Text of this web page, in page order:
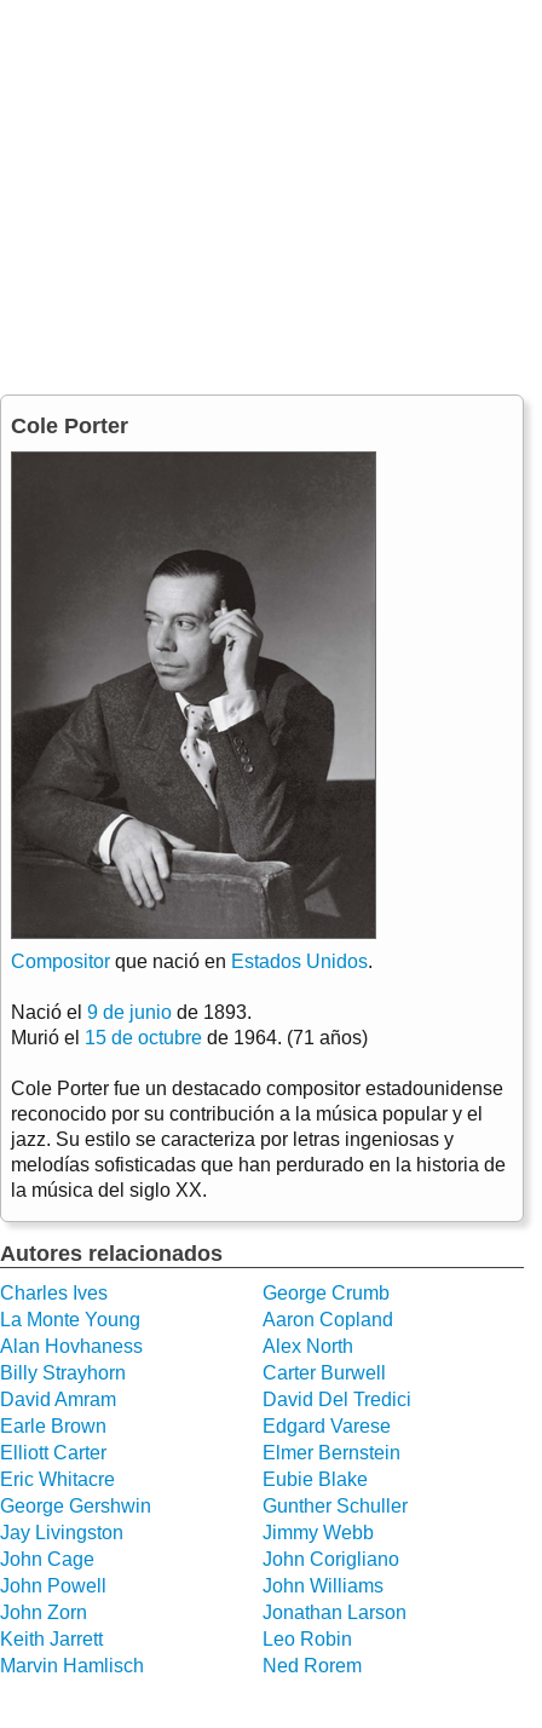
Cole Porter
Compositor que nació en Estados Unidos.
Nació el 9 de junio de 1893.
Murió el 15 de octubre de 1964. (71 años)
Cole Porter fue un destacado compositor estadounidense
reconocido por su contribución a la música popular y el
jazz. Su estilo se caracteriza por letras ingeniosas y
melodías sofisticadas que han perdurado en la historia de
la música del siglo XX.
Autores relacionados
Charles Ives
George Crumb
La Monte Young
Aaron Copland
Alan Hovhaness
Alex North
Billy Strayhorn
Carter Burwell
David Amram
David Del Tredici
Earle Brown
Edgard Varese
Elliott Carter
Elmer Bernstein
Eric Whitacre
Eubie Blake
George Gershwin
Gunther Schuller
Jay Livingston
Jimmy Webb
John Cage
John Corigliano
John Powell
John Williams
John Zorn
Jonathan Larson
Keith Jarrett
Leo Robin
Marvin Hamlisch
Ned Rorem